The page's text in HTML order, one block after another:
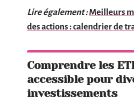
Lire également : Meilleurs
des actions : calendrier de
Comprendre les
accessible pour
investissements